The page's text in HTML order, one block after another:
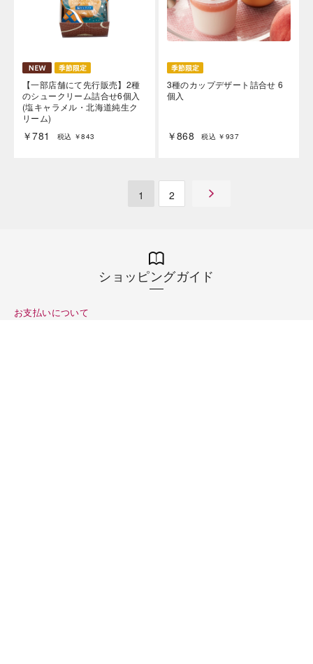
【一部店舗にて先行販売】2種
のシュークリーム詰合せ6個入
(塩キャラメル・北海道純生ク
リーム)
￥781 税込 ￥843
3種のカップデザート詰合せ 6
個入
￥868 税込 ￥937
1 2
ショッピングガイド
お支払いについて